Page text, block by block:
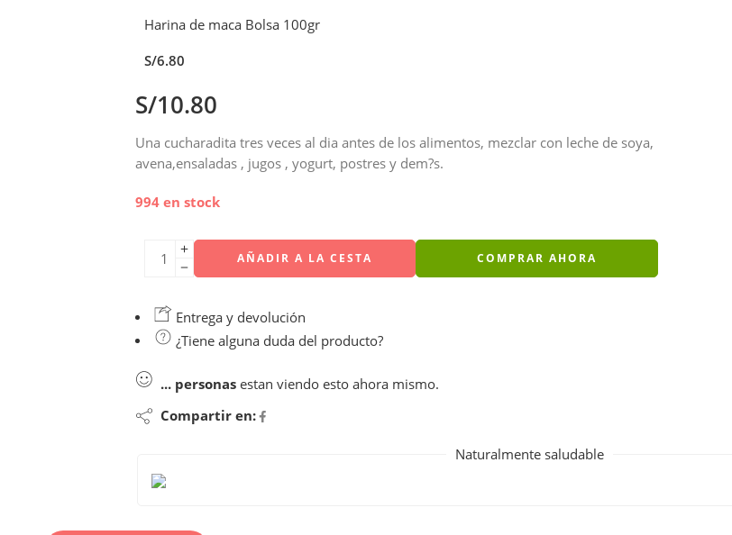
Harina de maca Bolsa 100gr
S/6.80
S/10.80
Una cucharadita tres veces al dia antes de los alimentos, mezclar con leche de soya,
avena,ensaladas , jugos , yogurt, postres y dem?s.
994 en stock
AÑADIR A LA CESTA COMPRAR AHORA
Entrega y devolución
¿Tiene alguna duda del producto?
... personas estan viendo esto ahora mismo.
Compartir en:
Naturalmente saludable